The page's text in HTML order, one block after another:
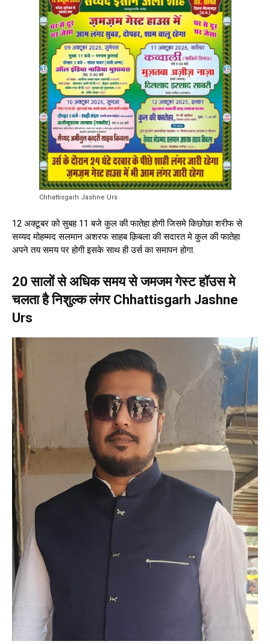
Chhattisgarh Jashne Urs
12 अक्टूबर को सुबह 11 बजे कुल की फातेहा होगी जिसमे किछोछा शरीफ से
सय्यद मोहम्मद सलमान अशरफ साहब क़िबला की सदारत मे कुल की फातेहा
अपने तय समय पर होगी इसके साथ ही उर्स का समापन होगा.
20 सालों से अधिक समय से जमजम गेस्ट हॉउस मे
चलता है निशुल्क लंगर Chhattisgarh Jashne
Urs